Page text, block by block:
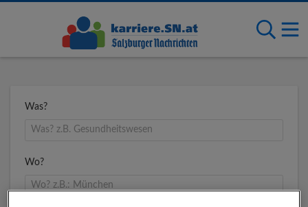
Was?
Wo?